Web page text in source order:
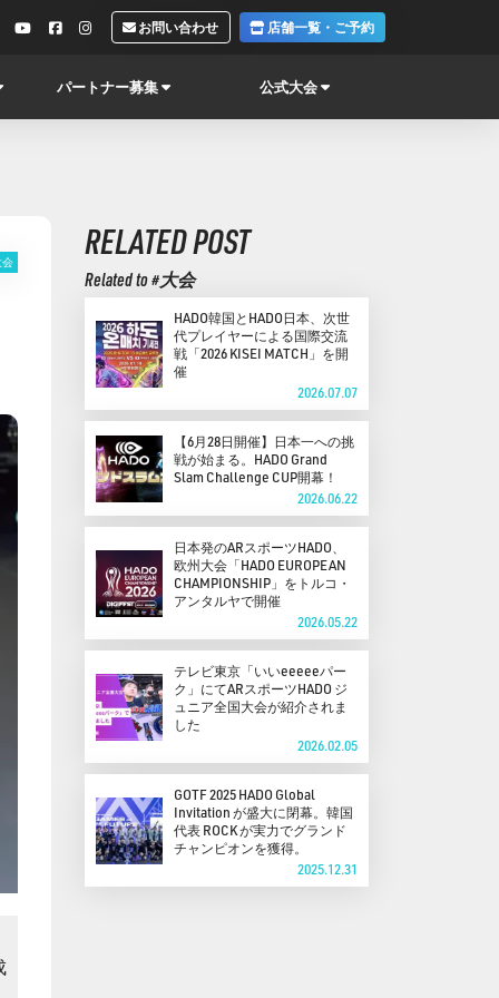
お問い合わせ 店舗一覧・ご予約
パートナー募集 公式大会
RELATED POST
Related to #大会
HADO韓国とHADO日本、次世
代プレイヤーによる国際交流
戦「2026 KISEI MATCH」を開
催
2026.07.07
【6月28日開催】日本一への挑
戦が始まる。HADO Grand
Slam Challenge CUP開幕！
2026.06.22
日本発のARスポーツHADO、
欧州大会「HADO EUROPEAN
CHAMPIONSHIP」をトルコ・
アンタルヤで開催
2026.05.22
テレビ東京「いいeeeeeパー
ク」にてARスポーツHADO ジ
ュニア全国大会が紹介されま
した
2026.02.05
GOTF 2025 HADO Global
Invitation が盛大に閉幕。韓国
代表 ROCK が実力でグランド
チャンピオンを獲得。
2025.12.31